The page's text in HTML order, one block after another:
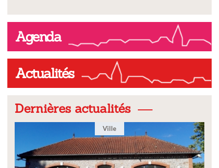
Agenda
Actualités
Dernières actualités
Ville